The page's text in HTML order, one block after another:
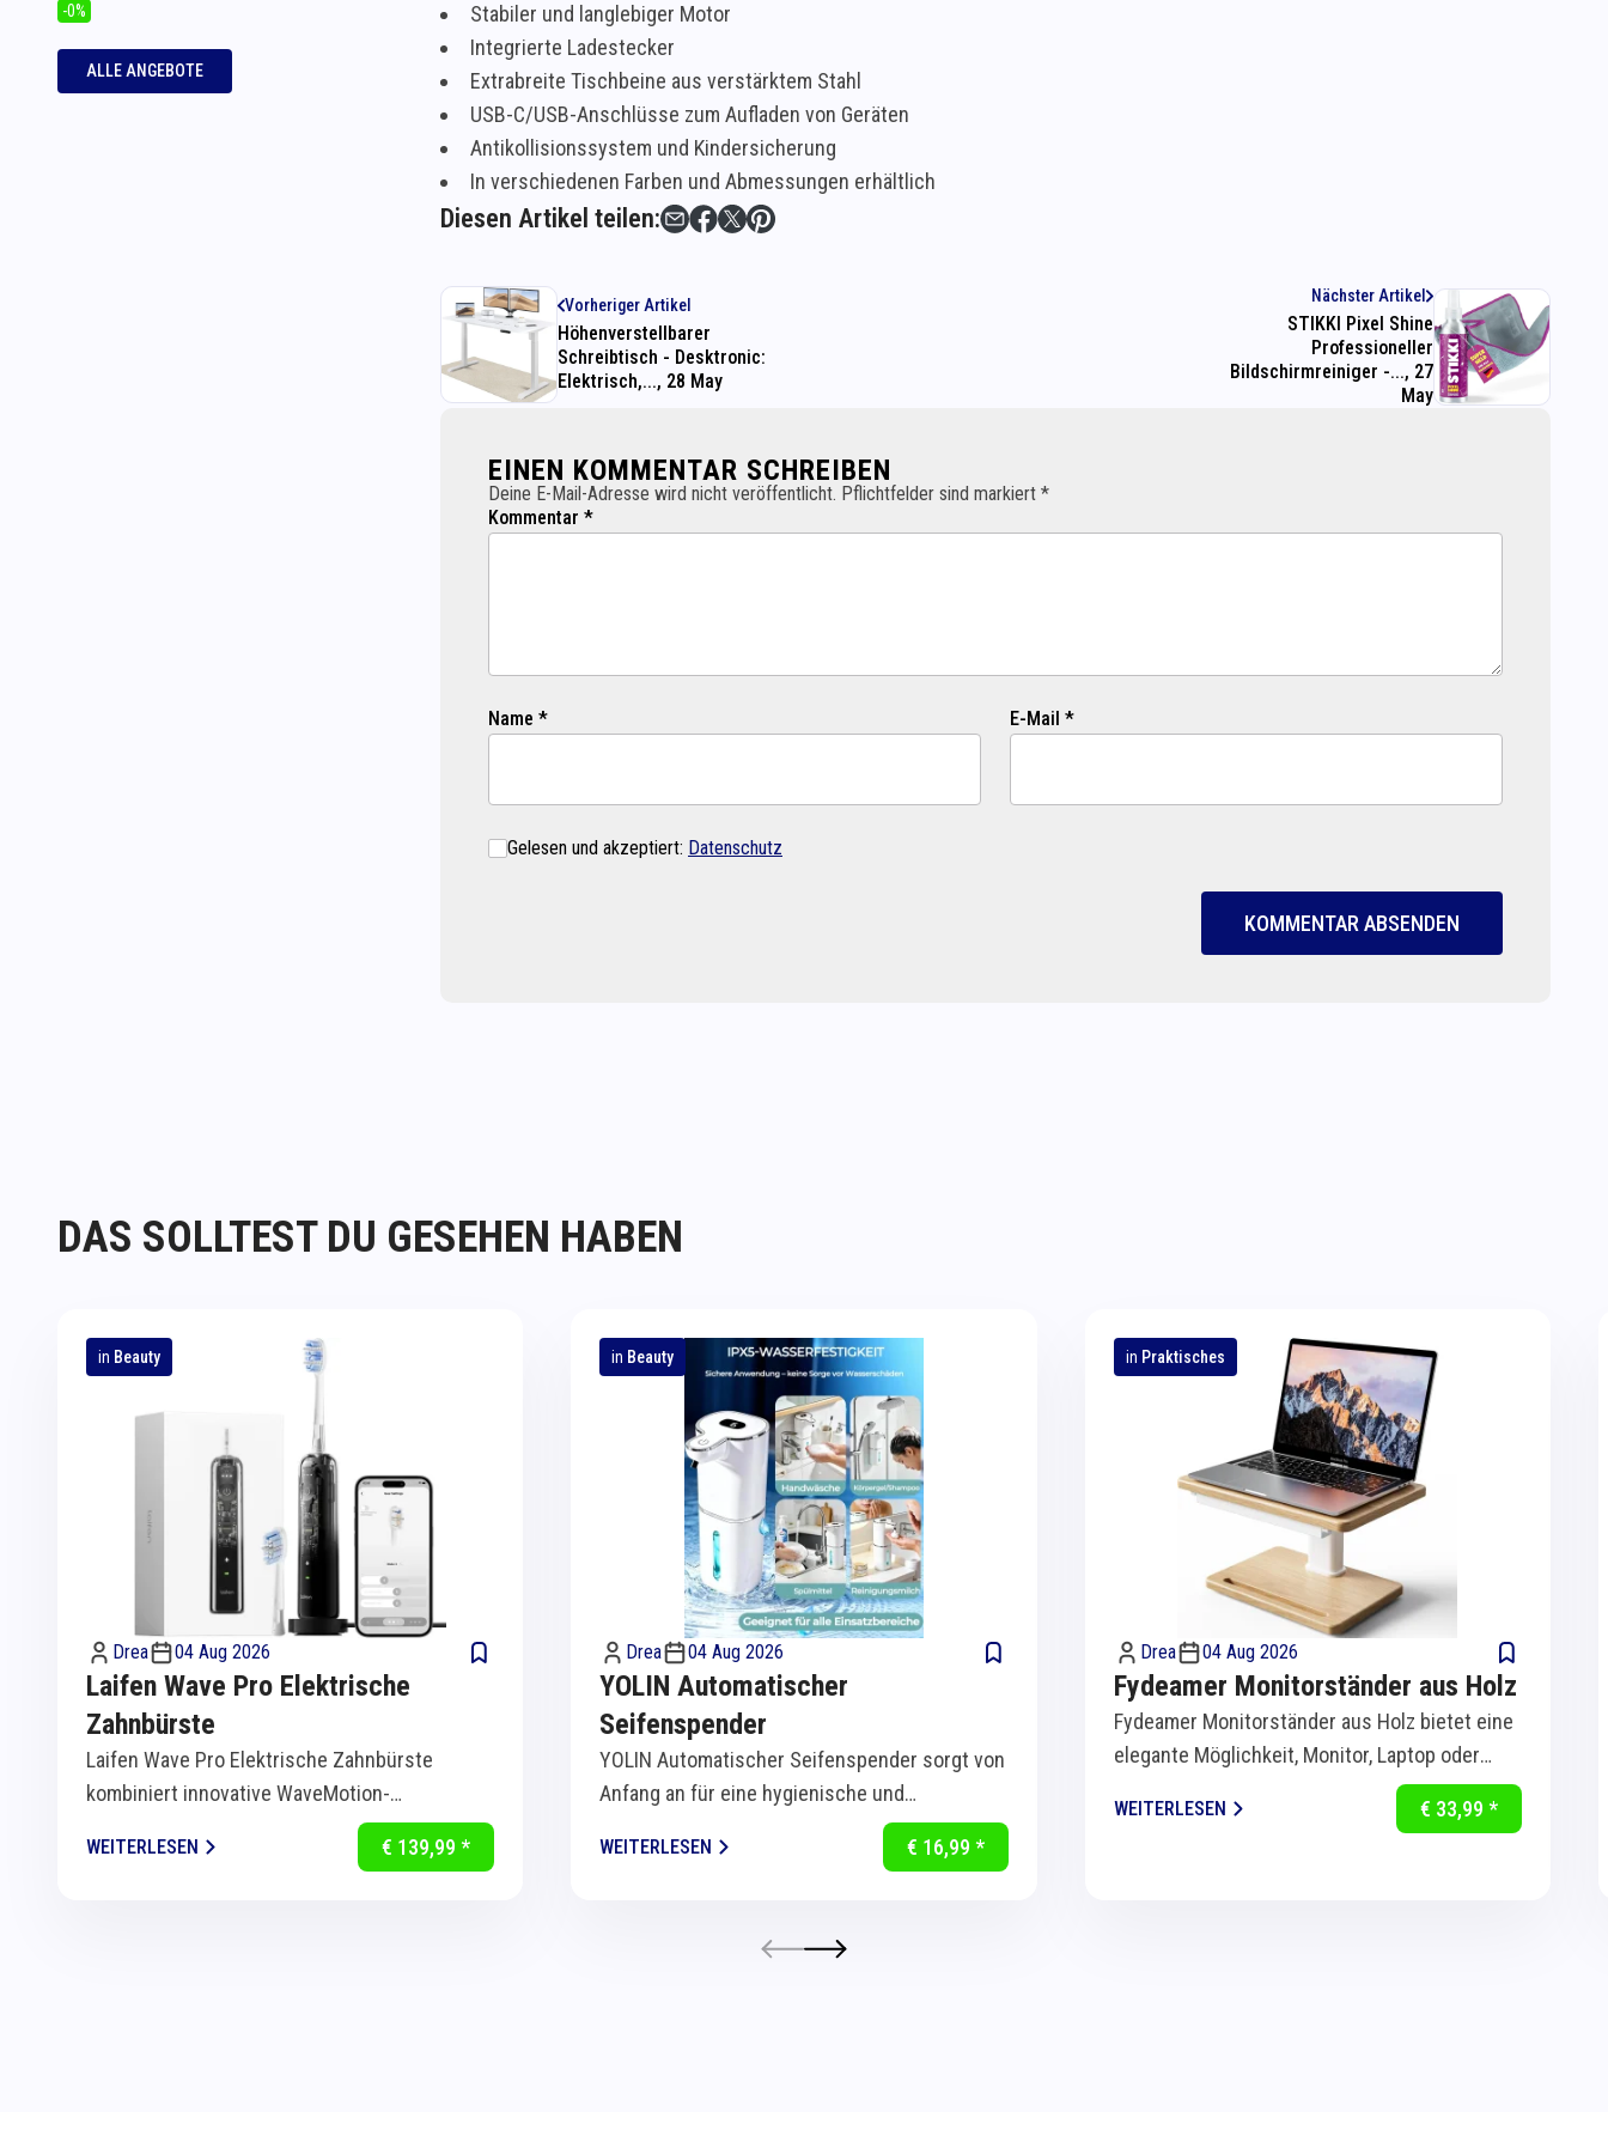
Stabiler und langlebiger Motor
Integrierte Ladestecker
Extrabreite Tischbeine aus verstärktem Stahl
USB-C/USB-Anschlüsse zum Aufladen von Geräten
Antikollisionssystem und Kindersicherung
In verschiedenen Farben und Abmessungen erhältlich
Diesen Artikel teilen:
Vorheriger Artikel
Höhenverstellbarer
Schreibtisch - Desktronic:
Elektrisch,..., 28 May
Nächster Artikel
STIKKI Pixel Shine
Professioneller
Bildschirmreiniger -..., 27
May
EINEN KOMMENTAR SCHREIBEN
Deine E-Mail-Adresse wird nicht veröffentlicht. Pflichtfelder sind markiert *
Kommentar *
Name * E-Mail *
Gelesen und akzeptiert: Datenschutz
KOMMENTAR ABSENDEN
-0%
ALLE ANGEBOTE
DAS SOLLTEST DU GESEHEN HABEN
in Beauty
Drea 04 Aug 2026
Laifen Wave Pro Elektrische
Zahnbürste
Laifen Wave Pro Elektrische Zahnbürste
kombiniert innovative WaveMotion-
Technologie mit intelligenter Sensorik für
eine...
WEITERLESEN € 139,99 *
in Beauty
Drea 04 Aug 2026
YOLIN Automatischer
Seifenspender
YOLIN Automatischer Seifenspender sorgt von
Anfang an für eine hygienische und
komfortable Handreinigung in Küche und Bad.
Dank...
WEITERLESEN € 16,99 *
in Praktisches
Drea 04 Aug 2026
Fydeamer Monitorständer aus Holz
Fydeamer Monitorständer aus Holz bietet eine
elegante Möglichkeit, Monitor, Laptop oder
Bildschirm ergonomisch auf Augenhöhe zu...
WEITERLESEN € 33,99 *